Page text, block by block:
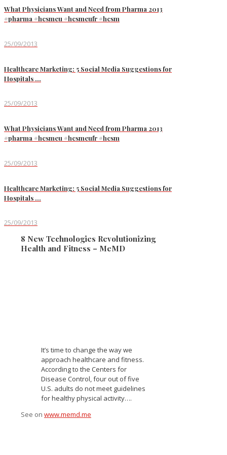
What Physicians Want and Need from Pharma 2013
#pharma #hcsmeu #hcsmeufr #hcsm
25/09/2013
Healthcare Marketing: 5 Social Media Suggestions for
Hospitals …
25/09/2013
What Physicians Want and Need from Pharma 2013
#pharma #hcsmeu #hcsmeufr #hcsm
25/09/2013
Healthcare Marketing: 5 Social Media Suggestions for
Hospitals …
25/09/2013
8 New Technologies Revolutionizing
Health and Fitness – MeMD
It’s time to change the way we
approach healthcare and fitness.
According to the Centers for
Disease Control, four out of five
U.S. adults do not meet guidelines
for healthy physical activity….
See on www.memd.me